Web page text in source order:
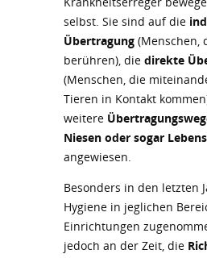
selbst. Sie sind auf die
Übertragung (Menschen,
berühren), die direkte
(Menschen, die
Tieren in Kontakt
weitere
Niesen oder sogar
angewiesen.
Besonders in den letzten
Hygiene in jeglichen
Einrichtungen
jedoch an der Zeit, die